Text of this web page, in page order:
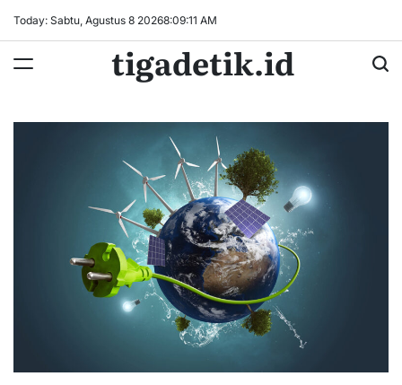
Today: Sabtu, Agustus 8 20268:09:12 AM
tigadetik.id